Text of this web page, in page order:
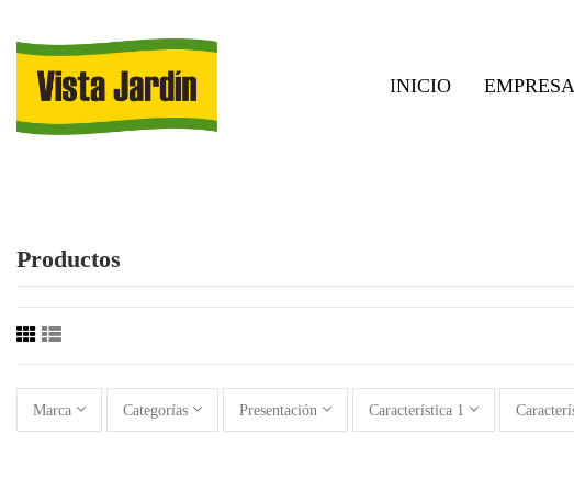
INICIO EMPRESA
Productos
Marca Categorías Presentación Característica 1